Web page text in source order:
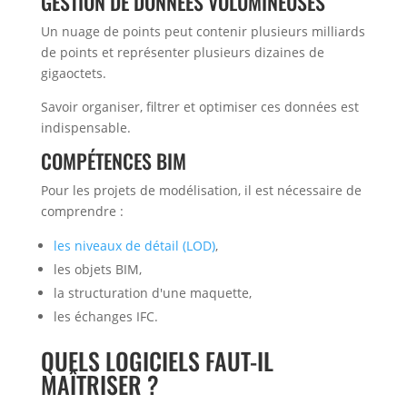
Un nuage de points peut contenir plusieurs milliards
de points et représenter plusieurs dizaines de
gigaoctets.
Savoir organiser, filtrer et optimiser ces données est
indispensable.
COMPÉTENCES BIM
Pour les projets de modélisation, il est nécessaire de
comprendre :
les niveaux de détail (LOD),
les objets BIM,
la structuration d'une maquette,
les échanges IFC.
QUELS LOGICIELS FAUT-IL
MAÎTRISER ?